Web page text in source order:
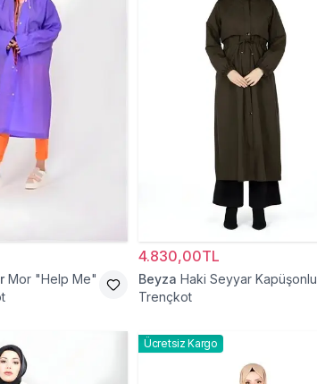
Mor "Help Me"
4.830,00TL
Beyza Haki Seyyar Kapüşonlu
Trençkot
Ücretsiz Kargo